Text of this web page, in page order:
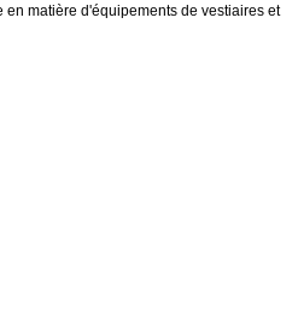
en matière d'équipements de vestiaires et